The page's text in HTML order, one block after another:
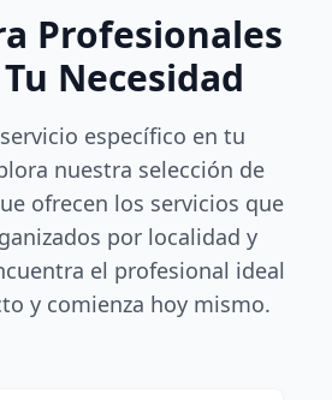
Profesionales
Necesidad
específico en tu
nuestra selección de
ofrecen los servicios que
por localidad y
el profesional ideal
y comienza hoy mismo.